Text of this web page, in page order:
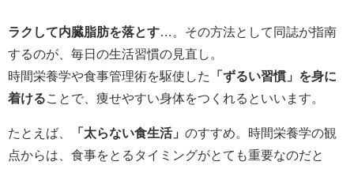
ラクして内臓脂肪を落とす …。その方法として同誌が指南
するのが、毎日の生活習慣の見直し。
時間栄養学や食事管理術を駆使した
「ずるい習慣」を身に
着ける ことで、痩せやすい身体をつくれるといいます。
たとえば、 「太らない食生活」 のすすめ。時間栄養学の観
点からは、食事をとるタイミングがとても重要なのだと